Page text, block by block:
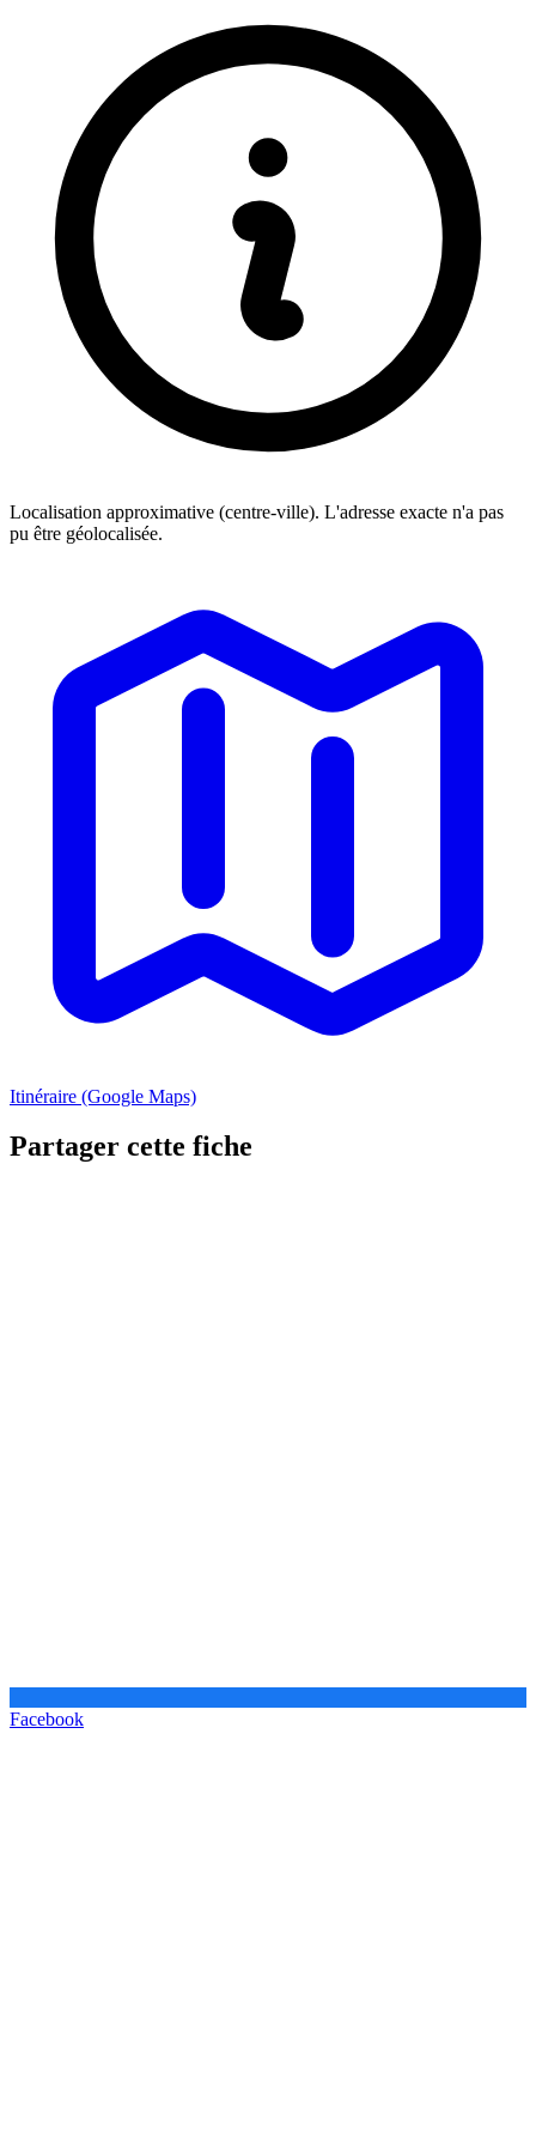
Localisation approximative (centre-ville). L'adresse exacte n'a pas
pu être géolocalisée.
Itinéraire (Google Maps)
Partager cette fiche
Facebook